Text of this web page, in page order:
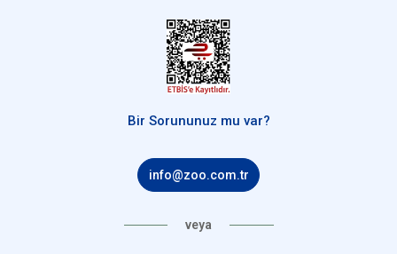
Bir Sorununuz mu var?
info@zoo.com.tr
veya